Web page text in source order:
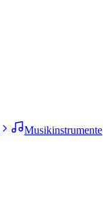
Musikinstrumente